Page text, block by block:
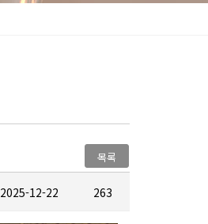
목록
2025-12-22 263